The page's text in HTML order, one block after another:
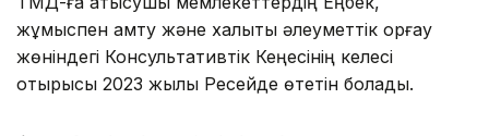
жұмыспен қамту және халықты әлеуметтік қорғау
жөніндегі Консультативтік Кеңесінің келесі
отырысы 2023 жылы Ресейде өтетін болады.